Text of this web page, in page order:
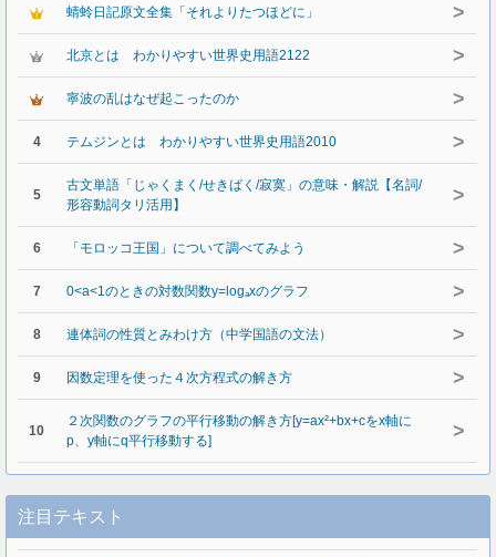
蜻蛉日記原文全集「それよりたつほどに」 >
北京とは わかりやすい世界史用語2122 >
寧波の乱はなぜ起こったのか >
4 テムジンとは わかりやすい世界史用語2010 >
5
古文単語「じゃくまく/せきばく/寂寞」の意味・解説【名詞/
形容動詞タリ活用】
>
6 「モロッコ王国」について調べてみよう >
7 0<a<1のときの対数関数y=logₐxのグラフ >
8 連体詞の性質とみわけ方（中学国語の文法） >
9 因数定理を使った４次方程式の解き方 >
10
２次関数のグラフの平行移動の解き方[y=ax²+bx+cをx軸に
p、y軸にq平行移動する]
>
注目テキスト